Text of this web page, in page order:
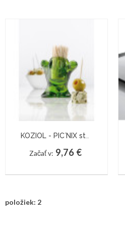
Začať v: 9,76 €
položiek: 2